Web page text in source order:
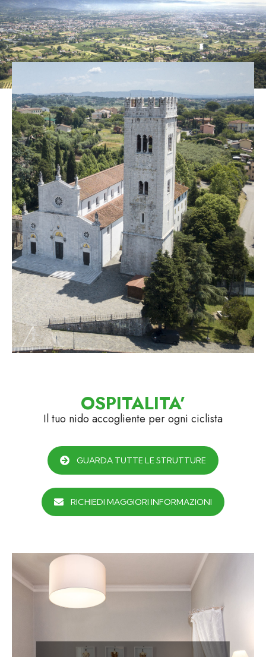
OSPITALITA’
Il tuo nido accogliente per ogni ciclista
GUARDA TUTTE LE STRUTTURE
RICHIEDI MAGGIORI INFORMAZIONI